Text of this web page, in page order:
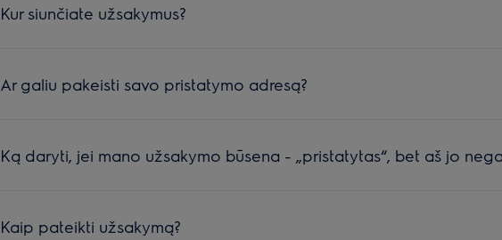
Kur siunčiate užsakymus?
Ar galiu pakeisti savo pristatymo adresą?
Ką daryti, jei mano užsakymo būsena - „pristatytas“, bet aš jo
Kaip pateikti užsakymą?